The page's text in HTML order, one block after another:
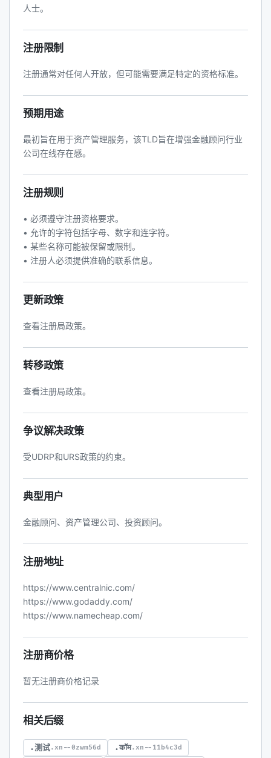
人士。
注册限制
注册通常对任何人开放，但可能需要满足特定的资格标准。
预期用途
最初旨在用于资产管理服务，该TLD旨在增强金融顾问行业
公司在线存在感。
注册规则
• 必须遵守注册资格要求。
• 允许的字符包括字母、数字和连字符。
• 某些名称可能被保留或限制。
• 注册人必须提供准确的联系信息。
更新政策
查看注册局政策。
转移政策
查看注册局政策。
争议解决政策
受UDRP和URS政策的约束。
典型用户
金融顾问、资产管理公司、投资顾问。
注册地址
https://www.centralnic.com/
https://www.godaddy.com/
https://www.namecheap.com/
注册商价格
暂无注册商价格记录
相关后缀
.测试.xn--0zwm56d .कॉम.xn--11b4c3d